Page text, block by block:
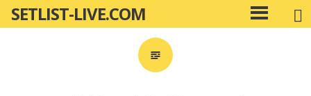
ン
SETLIST-LIVE.COM
メ
イ